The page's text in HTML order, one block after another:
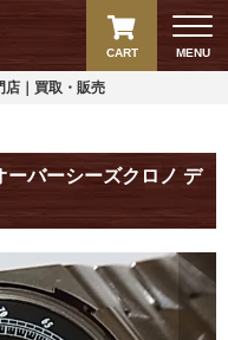
MENU
CART
店｜買取・販売
ーバーシーズクロノ デ